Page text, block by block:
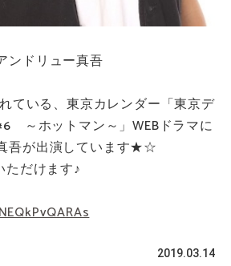
ンドリュー真吾
ている、東京カレンダー「東京デ
～ホットマン～」WEBドラマに
吾が出演しています★☆
ただけます♪
2019.03.14